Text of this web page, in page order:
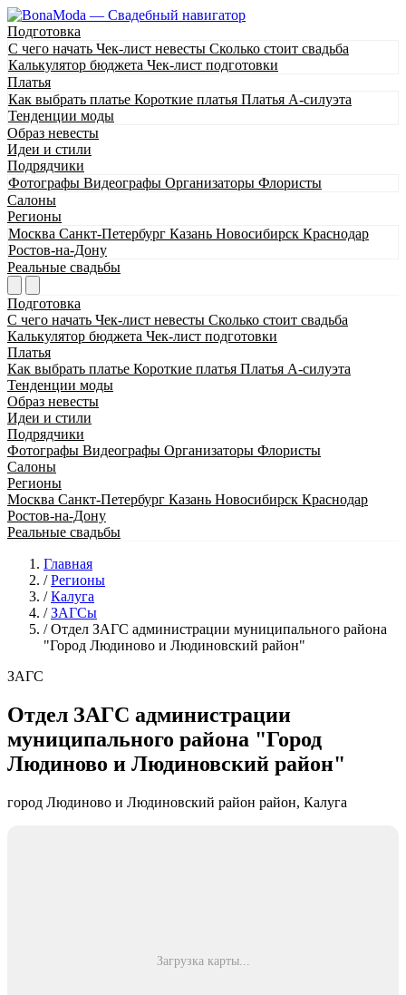
Подготовка
С чего начать Чек-лист невесты Сколько стоит свадьба
Калькулятор бюджета Чек-лист подготовки
Платья
Как выбрать платье Короткие платья Платья А-силуэта
Тенденции моды
Образ невесты
Идеи и стили
Подрядчики
Фотографы Видеографы Организаторы Флористы
Салоны
Регионы
Москва Санкт-Петербург Казань Новосибирск Краснодар
Ростов-на-Дону
Реальные свадьбы
Подготовка
С чего начать Чек-лист невесты Сколько стоит свадьба
Калькулятор бюджета Чек-лист подготовки
Платья
Как выбрать платье Короткие платья Платья А-силуэта
Тенденции моды
Образ невесты
Идеи и стили
Подрядчики
Фотографы Видеографы Организаторы Флористы
Салоны
Регионы
Москва Санкт-Петербург Казань Новосибирск Краснодар
Ростов-на-Дону
Реальные свадьбы
Главная
/ Регионы
/ Калуга
/ ЗАГСы
/ Отдел ЗАГС администрации муниципального района
"Город Людиново и Людиновский район"
ЗАГС
Отдел ЗАГС администрации
муниципального района "Город
Людиново и Людиновский район"
город Людиново и Людиновский район район, Калуга
Загрузка карты...